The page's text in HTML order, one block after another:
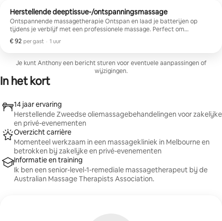
Herstellende deeptissue-/ontspanningsmassage
Ontspannende massagetherapie Ontspan en laad je batterijen op
tijdens je verblijf met een professionele massage. Perfect om
reismoeheid te verlichten, spierspanning te verminderen en je te
helpen ontspannen en je verfrist te voelen. Geniet van een rustgevende
behandeling in het comfort van je accommodatie. ‍♂️✨
€ 92 per gast
€ 92 per gast
, · 1 uur
Je kunt Anthony een bericht sturen voor eventuele aanpassingen of
wijzigingen.
In het kort
14 jaar ervaring
Herstellende Zweedse oliemassagebehandelingen voor zakelijke
en privé-evenementen
Overzicht carrière
Momenteel werkzaam in een massagekliniek in Melbourne en
betrokken bij zakelijke en privé-evenementen
Informatie en training
Ik ben een senior-level-1-remediale massagetherapeut bij de
Australian Massage Therapists Association.